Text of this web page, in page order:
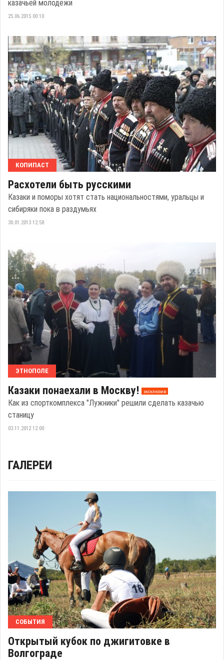
казачьей молодёжи
25.06.2015 00:10
КОПИПАСТ
Расхотели быть русскими
Казаки и поморы хотят стать национальностями, уральцы и
сибиряки пока в раздумьях
30.01.2013 12:58
ЭТНОПОЛЕ
Казаки понаехали в Москву! эксклюзив
Как из спорткомплекса "Лужники" решили сделать казачью
станицу
03.11.2012 12:00
ГАЛЕРЕИ
СОБЫТИЯ
Открытый кубок по джигитовке в
Волгограде